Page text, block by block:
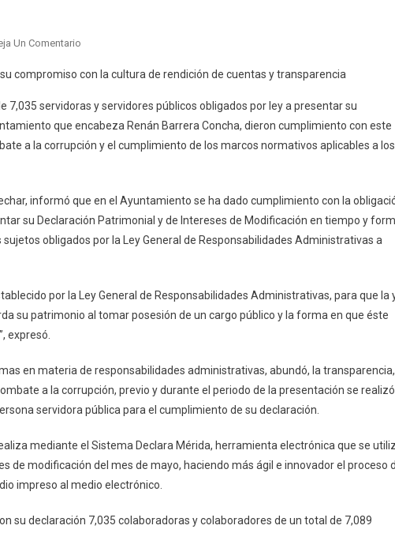
Un Comentario
Y
Funcionarios
Del
Ayuntamiento
Presentaron
Su
Declaración
De
Intereses
compromiso con la cultura de rendición de cuentas y transparencia
7,035 servidoras y servidores públicos obligados por ley a presentar su
que encabeza Renán Barrera Concha, dieron cumplimiento con este
a la corrupción y el cumplimiento de los marcos normativos aplicables a los
informó que en el Ayuntamiento se ha dado cumplimiento con la
su Declaración Patrimonial y de Intereses de Modificación en tiempo y
obligados por la Ley General de Responsabilidades Administrativas a
por la Ley General de Responsabilidades Administrativas, para que la
su patrimonio al tomar posesión de un cargo público y la forma en que éste
expresó.
en materia de responsabilidades administrativas, abundó, la
a la corrupción, previo y durante el periodo de la presentación se
servidora pública para el cumplimiento de su declaración.
mediante el Sistema Declara Mérida, herramienta electrónica que se
de modificación del mes de mayo, haciendo más ágil e innovador el proceso
impreso al medio electrónico.
su declaración 7,035 colaboradoras y colaboradores de un total de 7,089